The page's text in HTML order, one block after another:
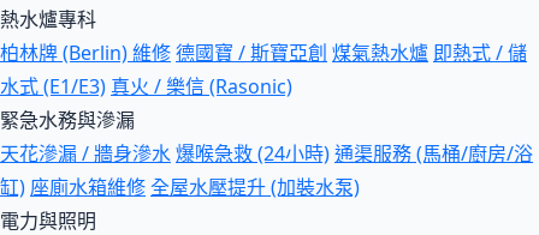
熱水爐專科
柏林牌 (Berlin) 維修德國寶 / 斯寶亞創 煤氣熱水爐 即熱式 / 儲
水式 (E1/E3) 真火 / 樂信 (Rasonic)
緊急水務與滲漏
天花滲漏 / 牆身滲水爆喉急救 (24小時)通渠服務 (馬桶/廚房/浴
缸) 座廁水箱維修全屋水壓提升 (加裝水泵)
電力與照明